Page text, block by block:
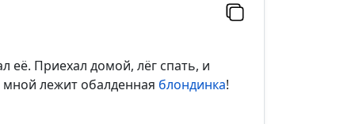
её. Приехал домой, лёг спать, и
лежит обалденная блондинка!